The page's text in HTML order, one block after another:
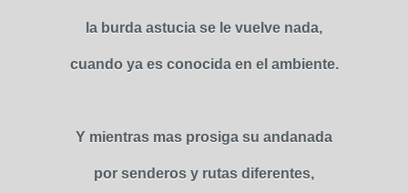
la burda astucia se le vuelve nada,
cuando ya es conocida en el ambiente.
Y mientras mas prosiga su andanada
por senderos y rutas diferentes,